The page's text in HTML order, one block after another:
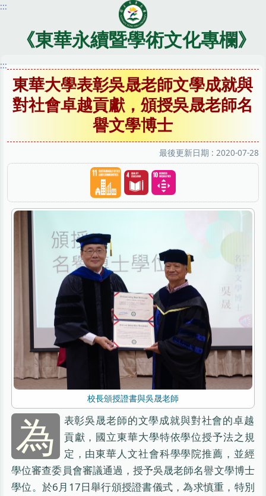
跳
內
區
:::
《東華永續暨學術文化專欄》
:::
東華大學表彰吳晟老師文學成就與
對社會卓越貢獻，頒授吳晟老師名
譽文學博士
最後更新日期 : 2020-07-28
校長頒授證書與吳晟老師
為
表彰吳晟老師的文學成就與對社會的卓越
貢獻，國立東華大學特依學位授予法之規
定，由東華人文社會科學學院推薦，並經
學位審查委員會審議通過，授予吳晟老師名譽文學博士
學位。於6月17日舉行頒授證書儀式，為求慎重，特別